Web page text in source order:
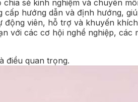
chia sẻ kinh nghiệm và chuyên
cấp hướng dẫn và định hướng,
động viên, hỗ trợ và khuyến
với các cơ hội nghề nghiệp,
điều quan trọng.